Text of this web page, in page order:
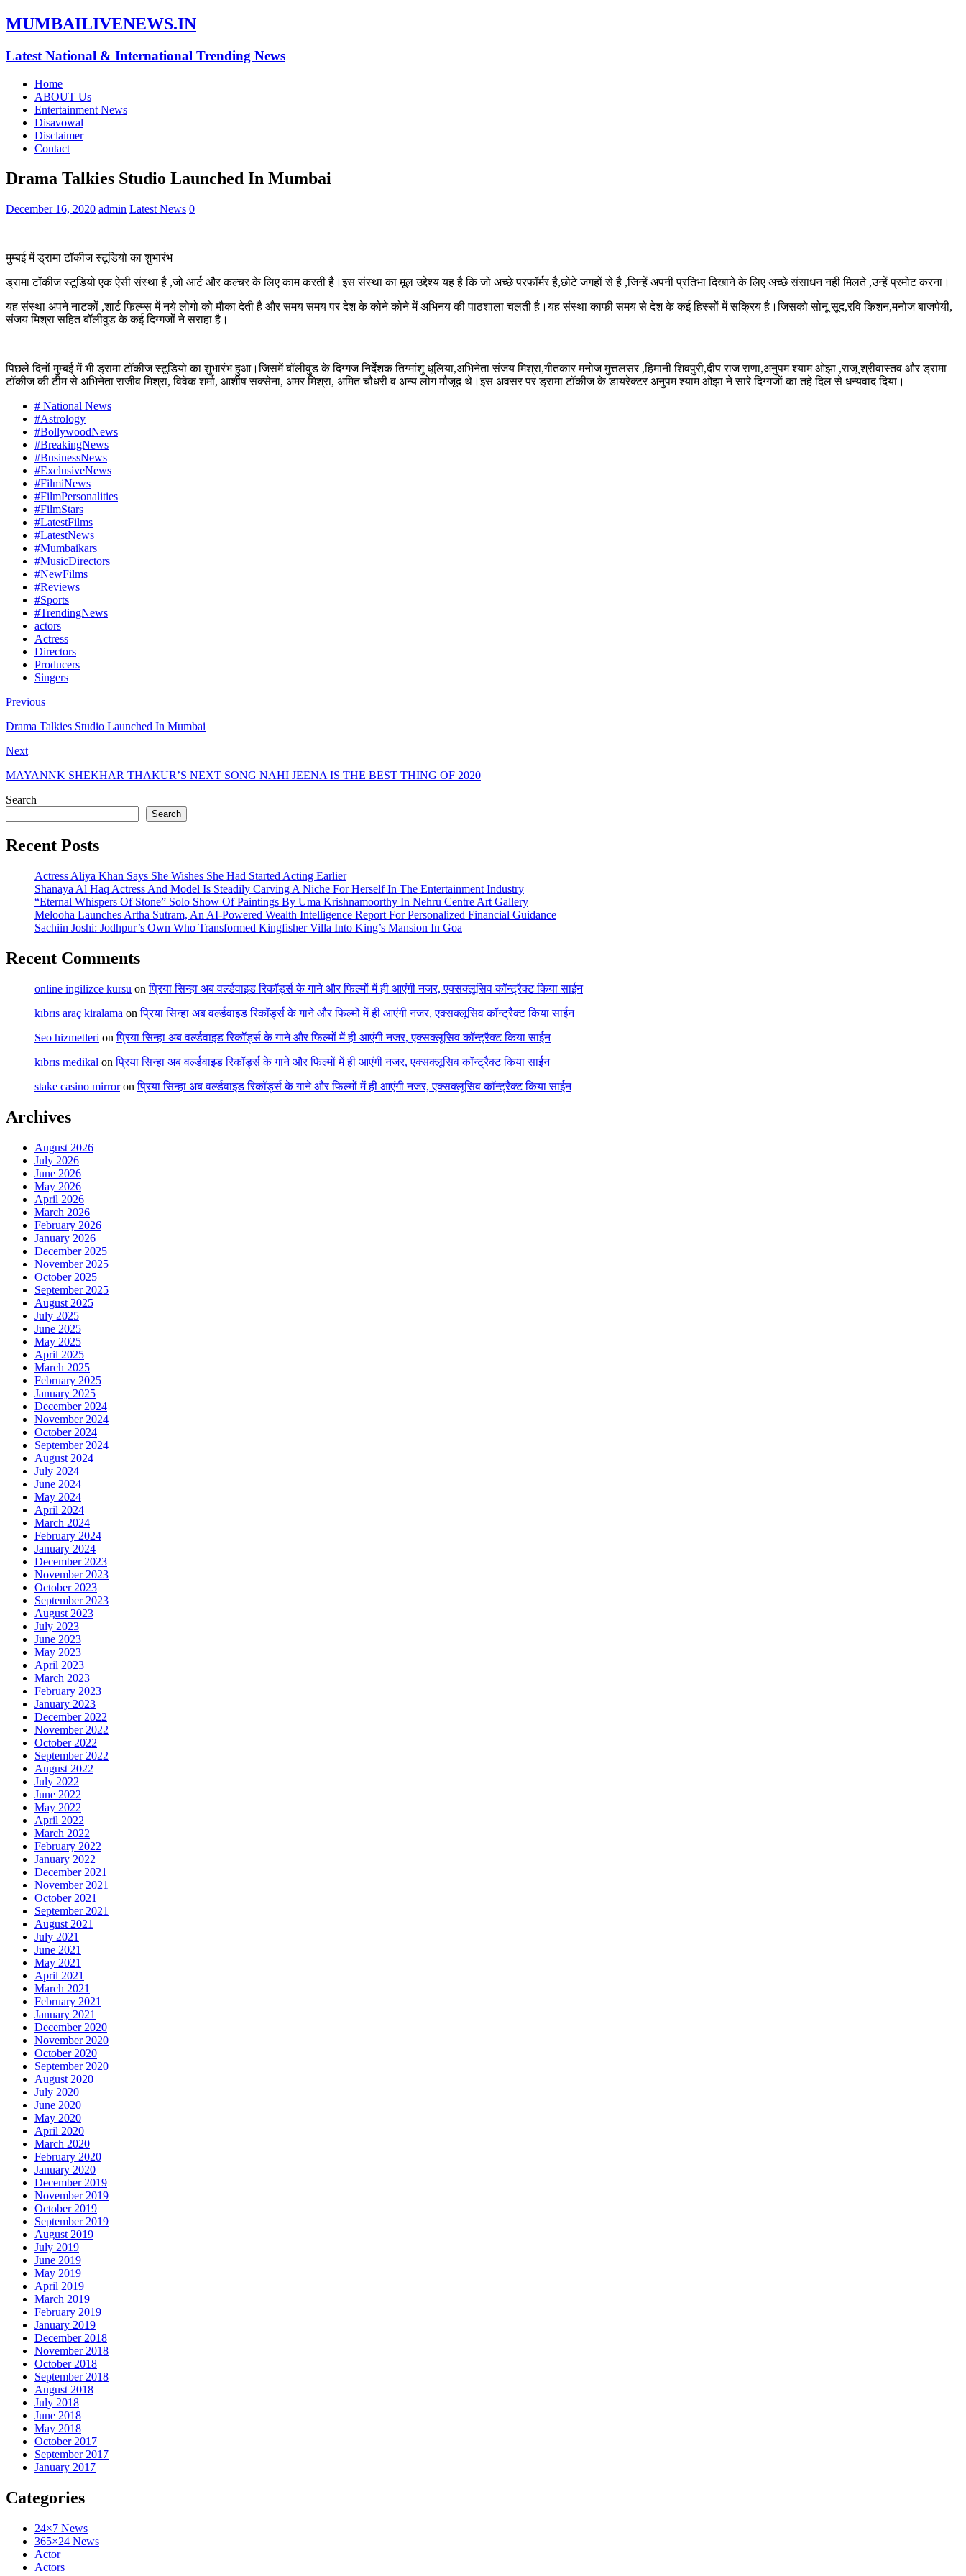
MUMBAILIVENEWS.IN
Latest National & International Trending News
Home
ABOUT Us
Entertainment News
Disavowal
Disclaimer
Contact
Drama Talkies Studio Launched In Mumbai
December 16, 2020 admin Latest News 0
मुम्बई में ड्रामा टॉकीज स्टूडियो का शुभारंभ
ड्रामा टॉकीज स्टूडियो एक ऐसी संस्था है ,जो आर्ट और कल्चर के लिए काम करती है।इस संस्था का मूल उद्देश्य यह है कि जो अच्छे परफॉर्मर है,छोटे जगहों से है ,जिन्हें अपनी प्रतिभा दिखाने के लिए अच्छे संसाधन नही मिलते ,उन्हें प्रमोट करना।
यह संस्था अपने नाटकों ,शार्ट फिल्म्स में नये लोगो को मौका देती है और समय समय पर देश के कोने कोने में अभिनय की पाठशाला चलती है।यह संस्था काफी समय से देश के कई हिस्सों में सक्रिय है।जिसको सोनू सूद,रवि किशन,मनोज बाजपेयी,
संजय मिश्रा सहित बॉलीवुड के कई दिग्गजों ने सराहा है।
पिछले दिनों मुम्बई में भी ड्रामा टॉकीज स्टूडियो का शुभारंभ हुआ।जिसमें बॉलीवुड के दिग्गज निर्देशक तिग्मांशु धूलिया,अभिनेता संजय मिश्रा,गीतकार मनोज मुत्तलसर ,हिमानी शिवपुरी,दीप राज राणा,अनुपम श्याम ओझा ,राजू श्रीवास्तव और ड्रामा
टॉकीज की टीम से अभिनेता राजीव मिश्रा, विवेक शर्मा, आशीष सक्सेना, अमर मिश्रा, अमित चौधरी व अन्य लोग मौजूद थे।इस अवसर पर ड्रामा टॉकीज के डायरेक्टर अनुपम श्याम ओझा ने सारे दिग्गजों का तहे दिल से धन्यवाद दिया।
# National News
#Astrology
#BollywoodNews
#BreakingNews
#BusinessNews
#ExclusiveNews
#FilmiNews
#FilmPersonalities
#FilmStars
#LatestFilms
#LatestNews
#Mumbaikars
#MusicDirectors
#NewFilms
#Reviews
#Sports
#TrendingNews
actors
Actress
Directors
Producers
Singers
Previous
Drama Talkies Studio Launched In Mumbai
Next
MAYANNK SHEKHAR THAKUR’S NEXT SONG NAHI JEENA IS THE BEST THING OF 2020
Search
Search
Recent Posts
Actress Aliya Khan Says She Wishes She Had Started Acting Earlier
Shanaya Al Haq Actress And Model Is Steadily Carving A Niche For Herself In The Entertainment Industry
“Eternal Whispers Of Stone” Solo Show Of Paintings By Uma Krishnamoorthy In Nehru Centre Art Gallery
Melooha Launches Artha Sutram, An AI-Powered Wealth Intelligence Report For Personalized Financial Guidance
Sachiin Joshi: Jodhpur’s Own Who Transformed Kingfisher Villa Into King’s Mansion In Goa
Recent Comments
online ingilizce kursu onप्रिया सिन्हा अब वर्ल्डवाइड रिकॉर्ड्स के गाने और फिल्मों में ही आएंगी नजर, एक्सक्लूसिव कॉन्ट्रैक्ट किया साईन
kıbrıs araç kiralama onप्रिया सिन्हा अब वर्ल्डवाइड रिकॉर्ड्स के गाने और फिल्मों में ही आएंगी नजर, एक्सक्लूसिव कॉन्ट्रैक्ट किया साईन
Seo hizmetleri onप्रिया सिन्हा अब वर्ल्डवाइड रिकॉर्ड्स के गाने और फिल्मों में ही आएंगी नजर, एक्सक्लूसिव कॉन्ट्रैक्ट किया साईन
kıbrıs medikal onप्रिया सिन्हा अब वर्ल्डवाइड रिकॉर्ड्स के गाने और फिल्मों में ही आएंगी नजर, एक्सक्लूसिव कॉन्ट्रैक्ट किया साईन
stake casino mirroronप्रिया सिन्हा अब वर्ल्डवाइड रिकॉर्ड्स के गाने और फिल्मों में ही आएंगी नजर, एक्सक्लूसिव कॉन्ट्रैक्ट किया साईन
Archives
August 2026
July 2026
June 2026
May 2026
April 2026
March 2026
February 2026
January 2026
December 2025
November 2025
October 2025
September 2025
August 2025
July 2025
June 2025
May 2025
April 2025
March 2025
February 2025
January 2025
December 2024
November 2024
October 2024
September 2024
August 2024
July 2024
June 2024
May 2024
April 2024
March 2024
February 2024
January 2024
December 2023
November 2023
October 2023
September 2023
August 2023
July 2023
June 2023
May 2023
April 2023
March 2023
February 2023
January 2023
December 2022
November 2022
October 2022
September 2022
August 2022
July 2022
June 2022
May 2022
April 2022
March 2022
February 2022
January 2022
December 2021
November 2021
October 2021
September 2021
August 2021
July 2021
June 2021
May 2021
April 2021
March 2021
February 2021
January 2021
December 2020
November 2020
October 2020
September 2020
August 2020
July 2020
June 2020
May 2020
April 2020
March 2020
February 2020
January 2020
December 2019
November 2019
October 2019
September 2019
August 2019
July 2019
June 2019
May 2019
April 2019
March 2019
February 2019
January 2019
December 2018
November 2018
October 2018
September 2018
August 2018
July 2018
June 2018
May 2018
October 2017
September 2017
January 2017
Categories
24×7 News
365×24 News
Actor
Actors